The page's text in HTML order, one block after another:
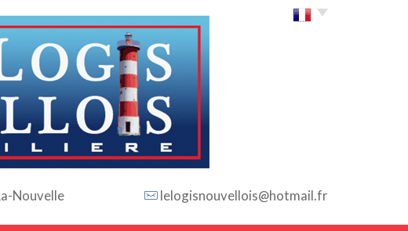
Choisir la langue
Nouvelle lelogisnouvellois@hotmail.fr